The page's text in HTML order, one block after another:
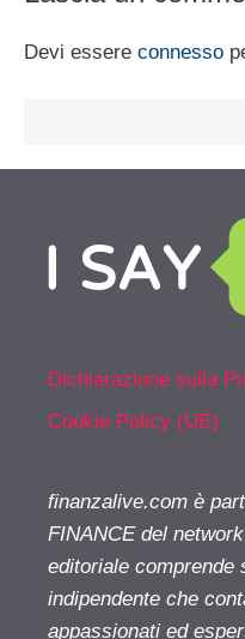
Devi essere connesso
Dichiarazione sulla
Cookie Policy (UE)
finanzalive.com è
FINANCE del
editoriale comprende
indipendente che
appassionati ed